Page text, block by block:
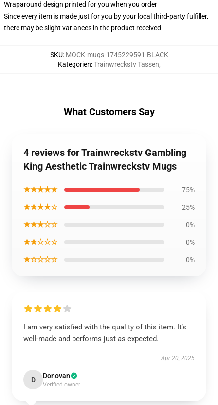
Wraparound design printed for you when you order
Since every item is made just for you by your local third-party fulfiller,
there may be slight variances in the product received
SKU: MOCK-mugs-1745229591-BLACK
Kategorien:Trainwreckstv Tassen,
What Customers Say
4 reviews for Trainwreckstv Gambling
King Aesthetic Trainwreckstv Mugs
★★★★★ 75%
★★★★☆ 25%
★★★☆☆ 0%
★★☆☆☆ 0%
★☆☆☆☆ 0%
I am very satisfied with the quality of this item. It’s
well-made and performs just as expected.
Apr 20, 2025
D Donovan
Verified owner